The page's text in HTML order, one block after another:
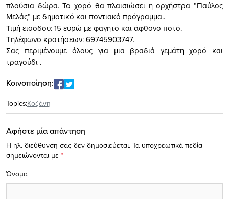
πλούσια δώρα. Το χορό θα πλαισιώσει η ορχήστρα ”Παύλος
Μελάς” με δημοτικό και ποντιακό πρόγραμμα..
Τιμή εισόδου: 15 ευρώ με φαγητό και άφθονο ποτό.
Τηλέφωνο κρατήσεων: 69745903747.
Σας περιμένουμε όλους για μια βραδιά γεμάτη χορό και
τραγούδι .
Κοινοποίηση:
Topics:Κοζάνη
Αφήστε μία απάντηση
Η ηλ. διεύθυνση σας δεν δημοσιεύεται. Τα υποχρεωτικά πεδία
σημειώνονται με *
Όνομα